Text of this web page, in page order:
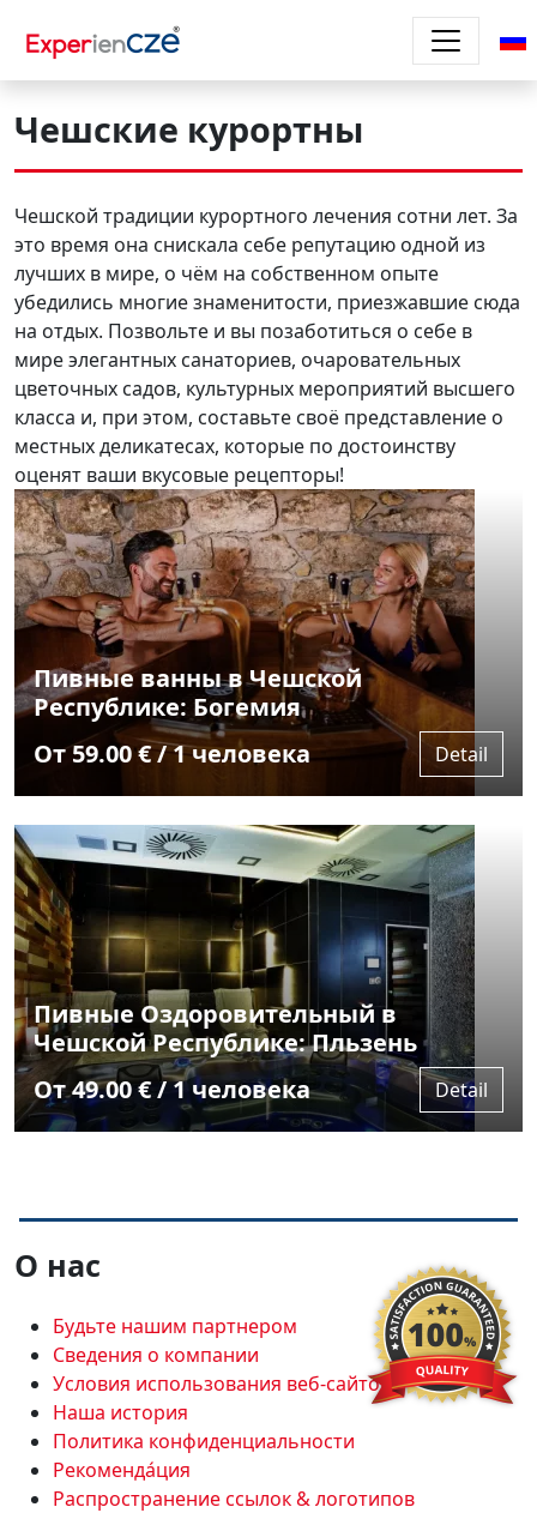
Чешские курортны
Чешской традиции курортного лечения сотни лет. За
это время она снискала себе репутацию одной из
лучших в мире, о чём на собственном опыте
убедились многие знаменитости, приезжавшие сюда
на отдых. Позвольте и вы позаботиться о себе в
мире элегантных санаториев, очаровательных
цветочных садов, культурных мероприятий высшего
класса и, при этом, составьте своё представление о
местных деликатесах, которые по достоинству
оценят ваши вкусовые рецепторы!
Пивные ванны в Чешской
Республике: Богемия
От 59.00 € / 1 человека
Detail
Пивные Оздоровительный в
Чешской Республике: Пльзень
От 49.00 € / 1 человека
Detail
О нас
Будьте нашим партнером
Сведения о компании
Условия использования веб-сайтов
Наша история
Политика конфиденциальности
Рекоменда́ция
Распространение ссылок & логотипов